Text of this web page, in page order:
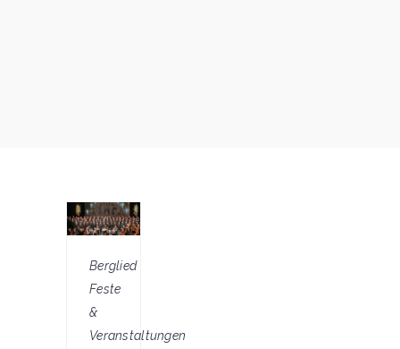
Berglied
Feste
&
Veranstaltungen